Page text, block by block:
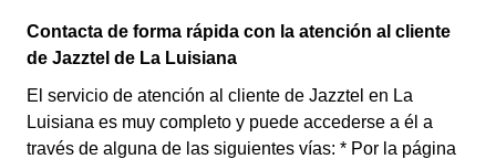
Contacta de forma rápida con la atención al cliente
de Jazztel de La Luisiana
El servicio de atención al cliente de Jazztel en La
Luisiana es muy completo y puede accederse a él a
través de alguna de las siguientes vías: * Por la página